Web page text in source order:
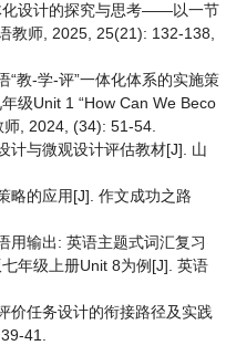
化设计的探究与思考——以一节
教师, 2025, 25(21): 132-138,
“教-学-评”一体化体系的实施策
级Unit 1 “How Can We Beco
, 2024, (34): 51-54.
计与微观设计评估教材[J]. 山
略的应用[J]. 作文成功之路
用输出: 英语主题式词汇复习
年级上册Unit 8为例[J]. 英语
价任务设计的衔接路径及实践
41.